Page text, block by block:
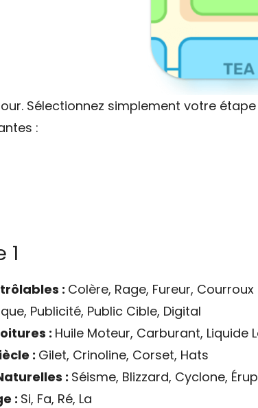
Sélectionnez simplement votre
:
1
: Colère, Rage, Fureur, Courroux
Publicité, Public Cible, Digital
: Huile Moteur, Carburant, Liquide
: Gilet, Crinoline, Corset, Hats
: Séisme, Blizzard, Cyclone,
: Si, Fa, Ré, La